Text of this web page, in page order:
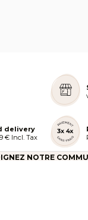
delivery
€ Incl. Tax
NOTRE